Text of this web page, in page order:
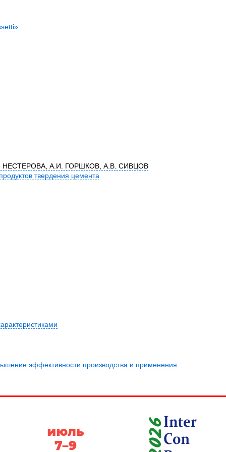
НЕСТЕРОВА, А.И. ГОРШКОВ, А.В. СИВЦОВ
твердения цемента
эффективности производства и применения